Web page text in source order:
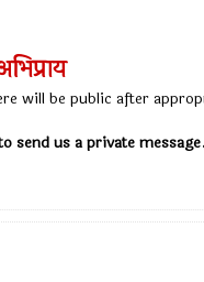
will be public after
send us a private